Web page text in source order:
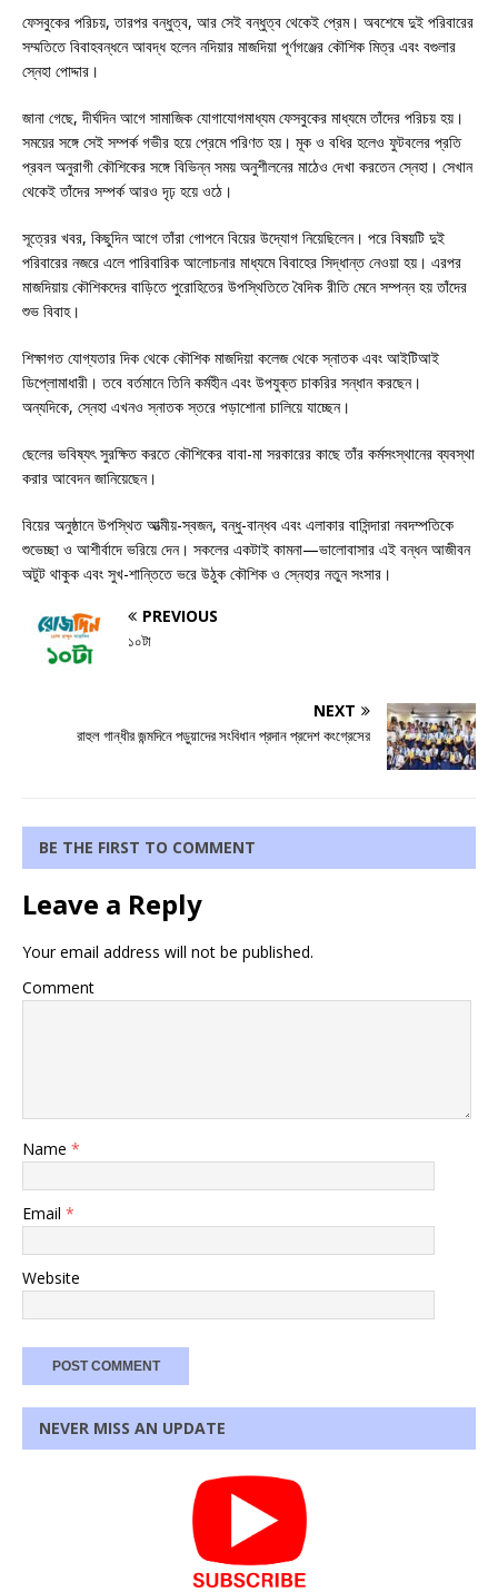
ফেসবুকের পরিচয়, তারপর বন্ধুত্ব, আর সেই বন্ধুত্ব থেকেই প্রেম। অবশেষে দুই পরিবারের
সম্মতিতে বিবাহবন্ধনে আবদ্ধ হলেন নদিয়ার মাজদিয়া পূর্ণগঞ্জের কৌশিক মিত্র এবং বগুলার
স্নেহা পোদ্দার।
জানা গেছে, দীর্ঘদিন আগে সামাজিক যোগাযোগমাধ্যম ফেসবুকের মাধ্যমে তাঁদের পরিচয় হয়।
সময়ের সঙ্গে সেই সম্পর্ক গভীর হয়ে প্রেমে পরিণত হয়। মূক ও বধির হলেও ফুটবলের প্রতি
প্রবল অনুরাগী কৌশিকের সঙ্গে বিভিন্ন সময় অনুশীলনের মাঠেও দেখা করতেন স্নেহা। সেখান
থেকেই তাঁদের সম্পর্ক আরও দৃঢ় হয়ে ওঠে।
সূত্রের খবর, কিছুদিন আগে তাঁরা গোপনে বিয়ের উদ্যোগ নিয়েছিলেন। পরে বিষয়টি দুই
পরিবারের নজরে এলে পারিবারিক আলোচনার মাধ্যমে বিবাহের সিদ্ধান্ত নেওয়া হয়। এরপর
মাজদিয়ায় কৌশিকদের বাড়িতে পুরোহিতের উপস্থিতিতে বৈদিক রীতি মেনে সম্পন্ন হয় তাঁদের
শুভ বিবাহ।
শিক্ষাগত যোগ্যতার দিক থেকে কৌশিক মাজদিয়া কলেজ থেকে স্নাতক এবং আইটিআই
ডিপ্লোমাধারী। তবে বর্তমানে তিনি কর্মহীন এবং উপযুক্ত চাকরির সন্ধান করছেন।
অন্যদিকে, স্নেহা এখনও স্নাতক স্তরে পড়াশোনা চালিয়ে যাচ্ছেন।
ছেলের ভবিষ্যৎ সুরক্ষিত করতে কৌশিকের বাবা-মা সরকারের কাছে তাঁর কর্মসংস্থানের ব্যবস্থা
করার আবেদন জানিয়েছেন।
বিয়ের অনুষ্ঠানে উপস্থিত আত্মীয়-স্বজন, বন্ধু-বান্ধব এবং এলাকার বাসিন্দারা নবদম্পতিকে
শুভেচ্ছা ও আশীর্বাদে ভরিয়ে দেন। সকলের একটাই কামনা—ভালোবাসার এই বন্ধন আজীবন
অটুট থাকুক এবং সুখ-শান্তিতে ভরে উঠুক কৌশিক ও স্নেহার নতুন সংসার।
PREVIOUS
১০টা
NEXT
রাহুল গান্ধীর জন্মদিনে পড়ুয়াদের সংবিধান প্রদান প্রদেশ কংগ্রেসের
BE THE FIRST TO COMMENT
Leave a Reply
Your email address will not be published.
Comment
Name *
Email *
Website
NEVER MISS AN UPDATE